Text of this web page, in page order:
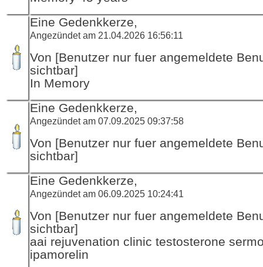
Eine Gedenkkerze,
Angezündet am 21.04.2026 16:56:11
Von [Benutzer nur fuer angemeldete
sichtbar]
In Memory
Eine Gedenkkerze,
Angezündet am 07.09.2025 09:37:58
Von [Benutzer nur fuer angemeldete
sichtbar]
Eine Gedenkkerze,
Angezündet am 06.09.2025 10:24:41
Von [Benutzer nur fuer angemeldete
sichtbar]
aai rejuvenation clinic testosterone
ipamorelin